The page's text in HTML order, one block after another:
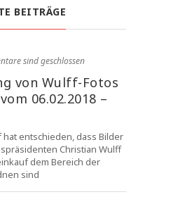
BEITRÄGE
sind geschlossen
von Wulff-Fotos
06.02.2018 –
entschieden, dass Bilder
Christian Wulff
dem Bereich der
sind